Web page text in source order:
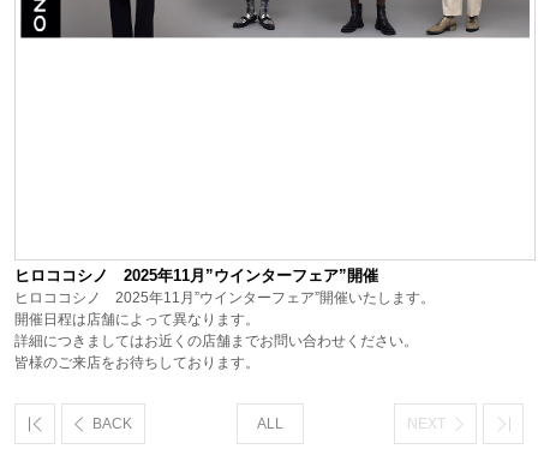
ヒロココシノ 2025年11月”ウインターフェア”開催
ヒロココシノ 2025年11月”ウインターフェア”開催いたします。
開催日程は店舗によって異なります。
詳細につきましてはお近くの店舗までお問い合わせください。
皆様のご来店をお待ちしております。
BACK NEXT
ALL